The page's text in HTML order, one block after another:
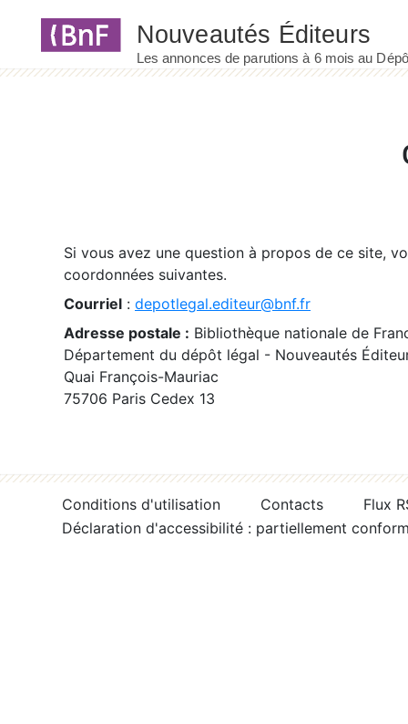
Si vous avez une question à propos de ce site,
coordonnées suivantes.
Courriel : depotlegal.editeur@bnf.fr
Adresse postale : Bibliothèque nationale de
Département du dépôt légal - Nouveautés
Quai François-Mauriac
75706 Paris Cedex 13
Conditions d'utilisation Contacts
Flux
Déclaration d'accessibilité : partiellement